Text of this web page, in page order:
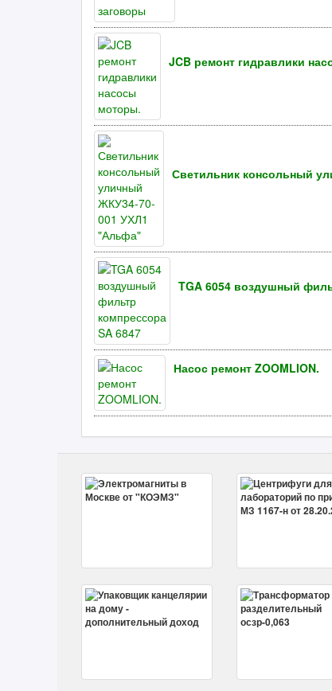
JCB ремонт гидравлики
Светильник консольный
TGA 6054 воздушный
Насос ремонт ZOOMLION.